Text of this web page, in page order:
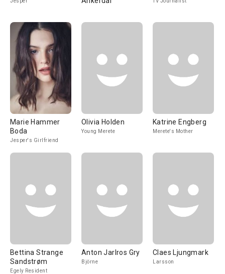
Marie Hammer
Boda
Jesper's Girlfriend
Olivia Holden
Young Merete
Katrine Engberg
Merete's Mother
Bettina Strange
Sandstrøm
Egely Resident
Anton Jarlros Gry
Björne
Claes Ljungmark
Larsson